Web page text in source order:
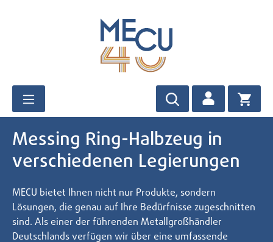
Messing Ring-Halbzeug in
verschiedenen Legierungen
MECU bietet Ihnen nicht nur Produkte, sondern
Lösungen, die genau auf Ihre Bedürfnisse zugeschnitten
sind. Als einer der führenden Metallgroßhändler
Deutschlands verfügen wir über eine umfassende